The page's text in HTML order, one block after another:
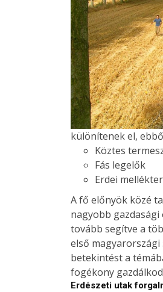
különítenek el,
Köztes
Fás legelők
Erdei
A fő előnyök közé
nagyobb
tovább segítve a
első magyarországi
betekintést a
fogékony
Erdészeti utak